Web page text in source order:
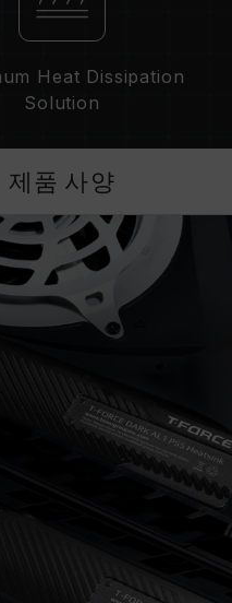
Heat Dissipation
Solution
제품 사양